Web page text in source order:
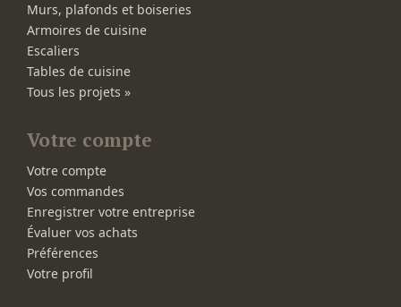
Murs, plafonds et boiseries
Armoires de cuisine
Escaliers
Tables de cuisine
Tous les projets »
Votre compte
Votre compte
Vos commandes
Enregistrer votre entreprise
Évaluer vos achats
Préférences
Votre profil